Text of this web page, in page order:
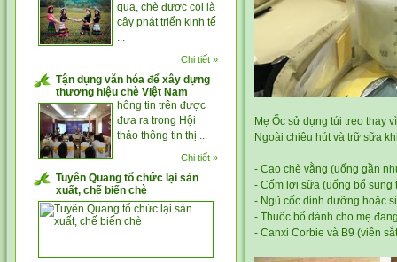
qua, chè được coi là
cây phát triển kinh tế
...
Chi tiết »
Tận dụng văn hóa để xây dựng
thương hiệu chè Việt Nam
hông tin trên được
đưa ra trong Hội
thảo thông tin thị ...
Chi tiết »
Tuyên Quang tổ chức lại sản
xuất, chế biến chè
Mẹ Ốc sử dụng túi treo thay
Ngoài chiêu hút và trữ sữa
- Cao chè vằng (uống gần
- Cốm lợi sữa (uống bổ sung
- Ngũ cốc dinh dưỡng hoặc
- Thuốc bổ dành cho mẹ
- Canxi Corbie và B9 (viên